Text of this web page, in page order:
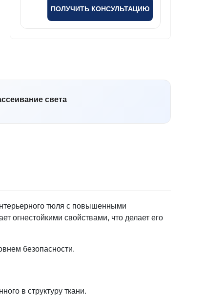
ПОЛУЧИТЬ КОНСУЛЬТАЦИЮ
света
тюля с повышенными
огнестойкими свойствами, что делает его
безопасности.
в структуру ткани.